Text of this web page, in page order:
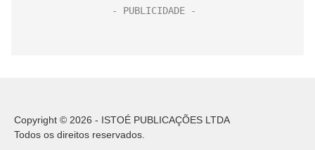
Copyright © 2026 - ISTOÉ PUBLICAÇÕES LTDA
Todos os direitos reservados.